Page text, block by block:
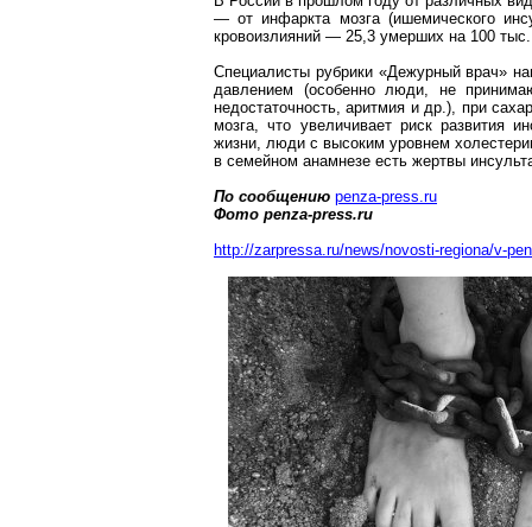
— от инфаркта мозга (ишемического
кровоизлияний — 25,3 умерших на 100
Специалисты рубрики «Дежурный врач»
давлением (особенно люди, не
недостаточность, аритмия и др.), при
мозга, что увеличивает риск развития
жизни, люди с высоким уровнем
в семейном анамнезе есть жертвы
По сообщению penza-press.ru
Фото penza-press.ru
http://zarpressa.ru/news/novosti-regiona/v-